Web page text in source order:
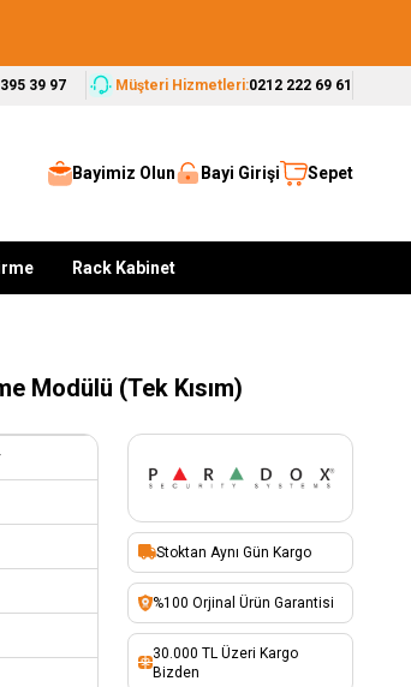
39 97 Müşteri Hizmetleri:0212 222 69 61
Bayimiz Olun Bayi Girişi Sepet
Rack Kabinet
Modülü (Tek Kısım)
Stoktan Aynı Gün Kargo
%100 Orjinal Ürün Garantisi
30.000 TL Üzeri Kargo
Bizden